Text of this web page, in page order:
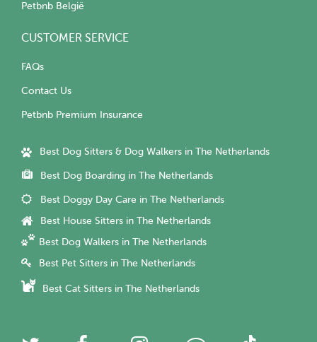
Petbnb België
CUSTOMER SERVICE
FAQs
Contact Us
Petbnb Premium Insurance
Best Dog Sitters & Dog Walkers in The Netherlands
Best Dog Boarding in The Netherlands
Best Doggy Day Care in The Netherlands
Best House Sitters in The Netherlands
Best Dog Walkers in The Netherlands
Best Pet Sitters in The Netherlands
Best Cat Sitters in The Netherlands